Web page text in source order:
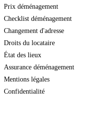
Prix déménagement
Checklist déménagement
Changement d'adresse
Droits du locataire
État des lieux
Assurance déménagement
Mentions légales
Confidentialité